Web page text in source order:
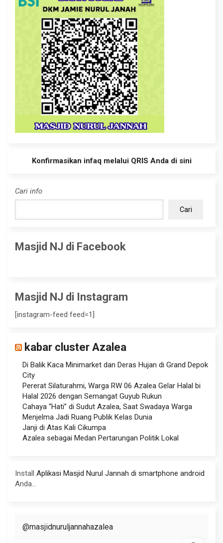
Konfirmasikan infaq melalui QRIS Anda di sini
Cari info
Cari
Masjid NJ di Facebook
Masjid NJ di Instagram
[instagram-feed feed=1]
kabar cluster Azalea
Di Balik Kaca Minimarket dan Deras Hujan di Grand Depok
City
Pererat Silaturahmi, Warga RW 06 Azalea Gelar Halal bi
Halal 2026 dengan Semangat Guyub Rukun
Cahaya “Hati” di Sudut Azalea, Saat Swadaya Warga
Menjelma Jadi Ruang Publik Kelas Dunia
Janji di Atas Kali Cikumpa
Azalea sebagai Medan Pertarungan Politik Lokal
Install Aplikasi Masjid Nurul Jannah di smartphone android
Anda...
@masjidnuruljannahazalea